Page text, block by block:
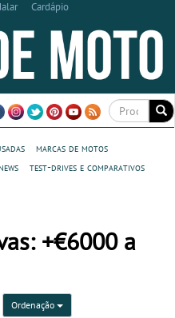
Cardápio
marcas de motos
test-drives e comparativos
+€6000 a
Ordenação